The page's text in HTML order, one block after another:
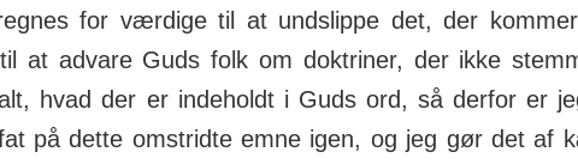
for værdige til at und­slippe det, der
at ad­vare Guds folk om dok­triner, der ikke
hvad der er inde­holdt i Guds ord, så derfor er
på dette om­stridte emne igen, og jeg gør det af